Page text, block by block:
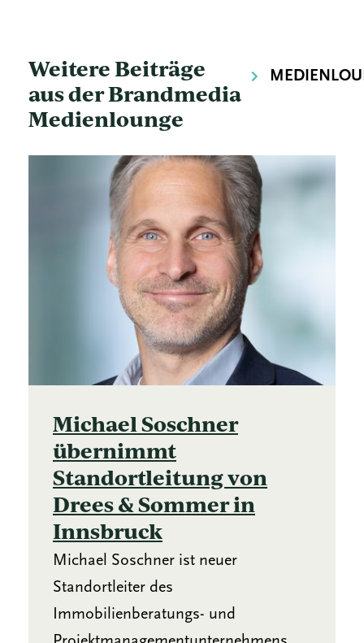
Weitere Beiträge
aus der Brandmedia
Medienlounge
Michael Soschner
übernimmt
Standortleitung von
Drees & Sommer in
Innsbruck
Michael Soschner ist neuer
Standortleiter des
Immobilienberatungs- und